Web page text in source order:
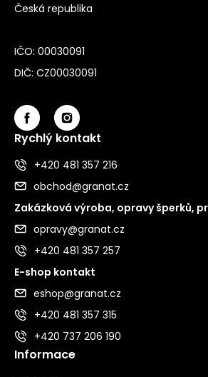
Česká republika
IČO: 00030091
DIČ: CZ00030091
Rychlý kontakt
+420 481 357 216
obchod@granat.cz
Zakázková výroba, opravy šperků,
opravy@granat.cz
+420 481 357 257
E-shop kontakt
eshop@granat.cz
+420 481 357 315
+420 737 206 190
Informace